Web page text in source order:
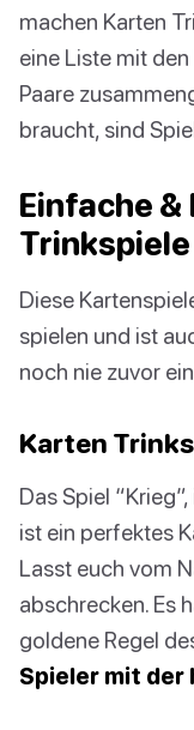
machen Karten
eine Liste mit
Paare
braucht, sind
Einfache
Diese
spielen und ist
noch nie zuvor
Karten
Das Spiel
ist ein perfektes
Lasst euch vom
abschrecken. Es
goldene Regel
Spieler mit der